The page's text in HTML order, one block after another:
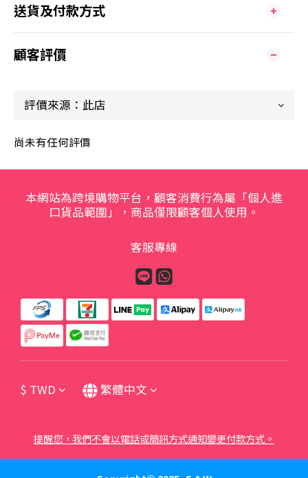
送貨及付款方式
顧客評價
尚未有任何評價
本網站為跨境購物平台，顧客消費行為屬「個人進
口貨品範圍」，商品僅限顧客個人使用。
客服專線
$ TWD 繁體中文
提醒您，我們不會以電話或簡訊方式通知變更付款方式。